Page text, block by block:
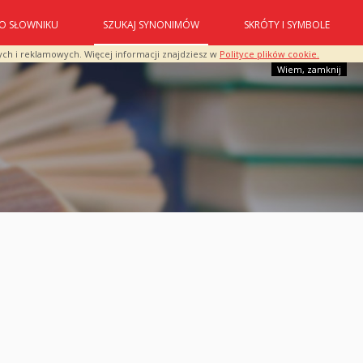
i reklamowych. Więcej informacji znajdziesz w Polityce plików cookie.
Wiem, zamknij
O SŁOWNIKU SZUKAJ SYNONIMÓW SKRÓTY I SYMBOLE